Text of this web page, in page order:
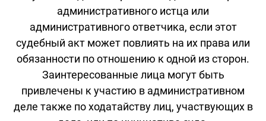
административного истца или
административного ответчика, если этот
судебный акт может повлиять на их права или
обязанности по отношению к одной из сторон.
Заинтересованные лица могут быть
привлечены к участию в административном
деле также по ходатайству лиц, участвующих в